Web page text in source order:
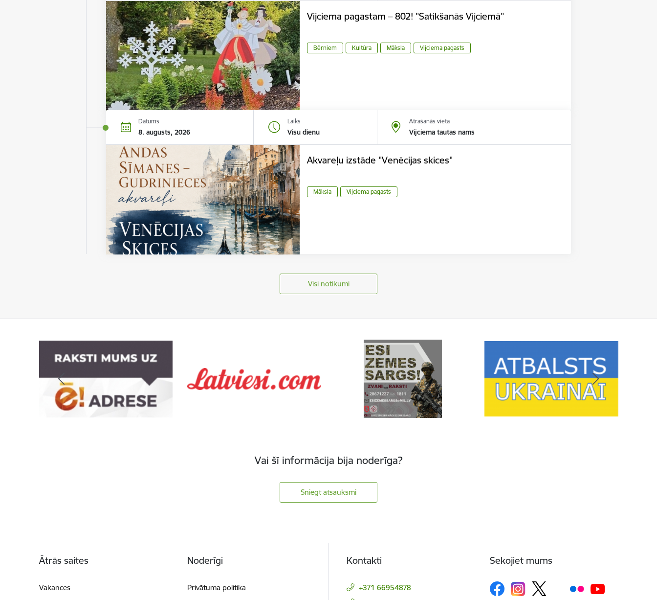
Vijciema pagastam – 802! "Satikšanās Vijciemā"
Bērniem Kultūra Māksla Vijciema pagasts
Datums
8. augusts, 2026
Laiks
Visu dienu
Atrašanās vieta
Vijciema tautas nams
Akvareļu izstāde "Venēcijas skices"
Māksla Vijciema pagasts
Visi notikumi
Vai šī informācija bija noderīga?
Sniegt atsauksmi
Ātrās saites
Vakances
Noderīgi
Privātuma politika
Kontakti
+371 66954878
Sekojiet mums